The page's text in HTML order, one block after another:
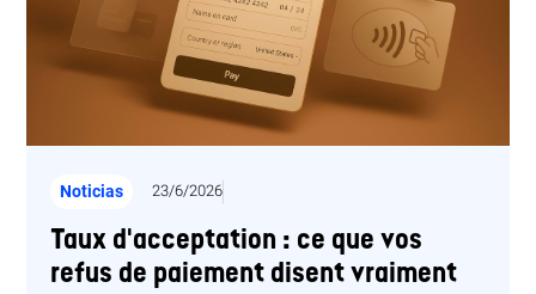
Noticias 23/6/2026
Taux d'acceptation : ce que vos
refus de paiement disent vraiment